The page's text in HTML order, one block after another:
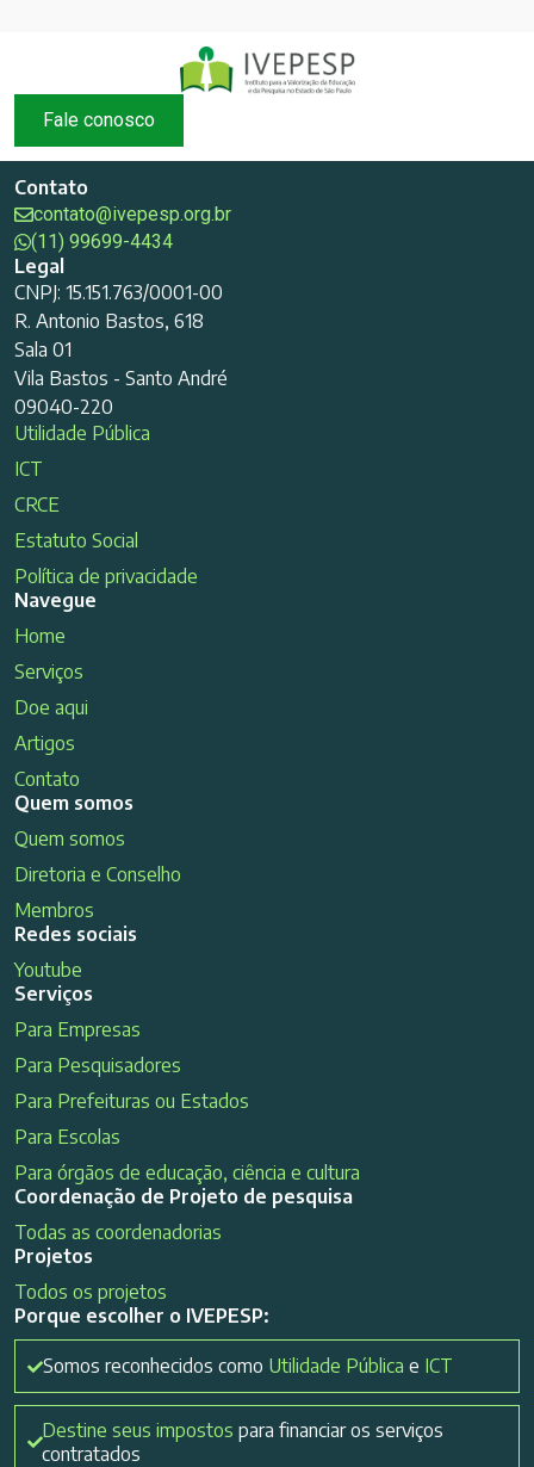
Fale conosco
Contato
contato@ivepesp.org.br
(11) 99699-4434
Legal
CNPJ: 15.151.763/0001-00
R. Antonio Bastos, 618
Sala 01
Vila Bastos - Santo André
09040-220
Utilidade Pública
ICT
CRCE
Estatuto Social
Política de privacidade
Navegue
Home
Serviços
Doe aqui
Artigos
Contato
Quem somos
Quem somos
Diretoria e Conselho
Membros
Redes sociais
Youtube
Serviços
Para Empresas
Para Pesquisadores
Para Prefeituras ou Estados
Para Escolas
Para órgãos de educação, ciência e cultura
Coordenação de Projeto de pesquisa
Todas as coordenadorias
Projetos
Todos os projetos
Porque escolher o IVEPESP:
Somos reconhecidos como Utilidade Pública e ICT
Destine seus impostos para financiar os serviços
contratados